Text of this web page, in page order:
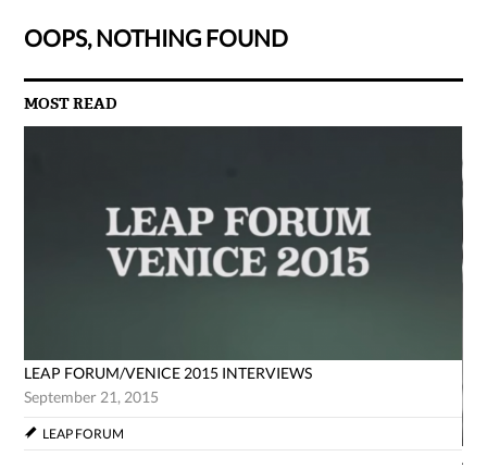
OOPS, NOTHING FOUND
MOST READ
LEAP FORUM/VENICE 2015 INTERVIEWS
September 21, 2015
LEAP FORUM